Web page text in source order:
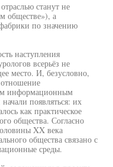
станут не
обществе»), а
по значению
наступления
всерьёз не
место. И, безусловно,
информационным
появляться: их
как практическое
общества. Согласно
XX века
общества связано с
среды.